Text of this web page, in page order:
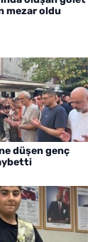
mezar oldu
düşen genç